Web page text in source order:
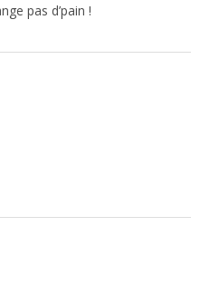
pas d’pain !